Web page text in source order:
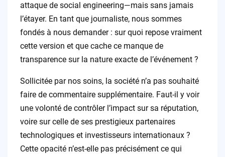
attaque de social engineering—mais sans jamais
l’étayer. En tant que journaliste, nous sommes
fondés à nous demander : sur quoi repose vraiment
cette version et que cache ce manque de
transparence sur la nature exacte de l’événement ?
Sollicitée par nos soins, la société n’a pas souhaité
faire de commentaire supplémentaire. Faut-il y voir
une volonté de contrôler l’impact sur sa réputation,
voire sur celle de ses prestigieux partenaires
technologiques et investisseurs internationaux ?
Cette opacité n’est-elle pas précisément ce qui